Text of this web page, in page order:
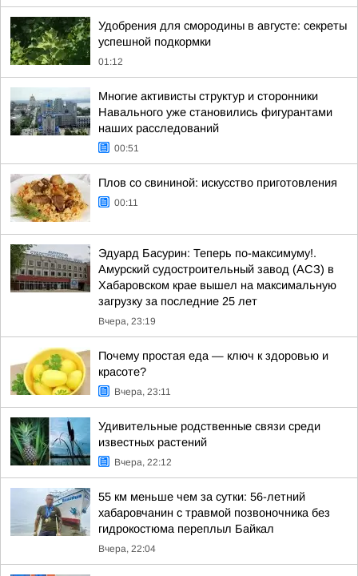
Удобрения для смородины в августе: секреты
успешной подкормки
01:12
Многие активисты структур и сторонники
Навального уже становились фигурантами
наших расследований
00:51
Плов со свининой: искусство приготовления
00:11
Эдуард Басурин: Теперь по-максимуму!.
Амурский судостроительный завод (АСЗ) в
Хабаровском крае вышел на максимальную
загрузку за последние 25 лет
Вчера, 23:19
Почему простая еда — ключ к здоровью и
красоте?
Вчера, 23:11
Удивительные родственные связи среди
известных растений
Вчера, 22:12
55 км меньше чем за сутки: 56-летний
хабаровчанин с травмой позвоночника без
гидрокостюма переплыл Байкал
Вчера, 22:04